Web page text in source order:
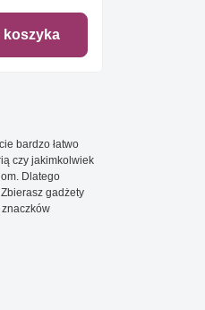
bardzo łatwo
czy jakimkolwiek
Dlatego
gadżety